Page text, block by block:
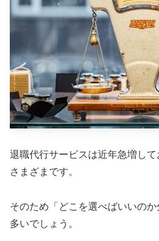
退職代行サービスは近年急増し
さまざまです。
そのため「どこを選べばいいの
多いでしょう。